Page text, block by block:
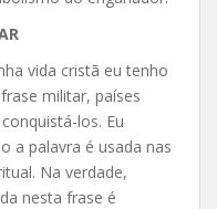
vida cristã eu tenho
militar, países
los. Eu
a palavra é usada nas
Na verdade,
nesta frase é